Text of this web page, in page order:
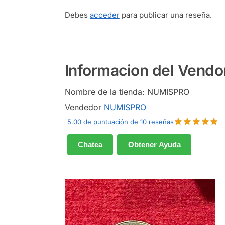
Debes accederpara publicar una reseña.
Informacion del
Nombre de la tienda: NUMISPRO
Vendedor NUMISPRO
5.00 de puntuación de 10 reseñas
Chatea Obtener Ayuda